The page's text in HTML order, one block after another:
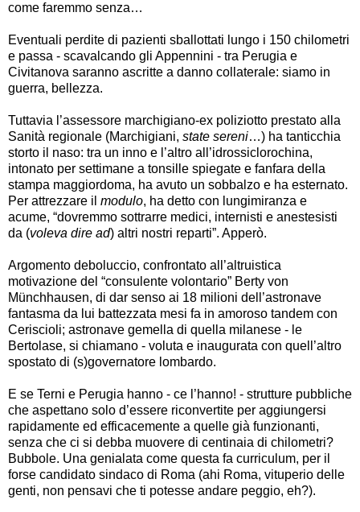
come faremmo senza…
Eventuali perdite di pazienti sballottati lungo i 150 chilometri
e passa - scavalcando gli Appennini - tra Perugia e
Civitanova saranno ascritte a danno collaterale: siamo in
guerra, bellezza.
Tuttavia l’assessore marchigiano-ex poliziotto prestato alla
Sanità regionale (Marchigiani, state sereni…) ha tanticchia
storto il naso: tra un inno e l’altro all’idrossiclorochina,
intonato per settimane a tonsille spiegate e fanfara della
stampa maggiordoma, ha avuto un sobbalzo e ha esternato.
Per attrezzare il modulo, ha detto con lungimiranza e
acume, “dovremmo sottrarre medici, internisti e anestesisti
da (voleva dire ad) altri nostri reparti”. Apperò.
Argomento deboluccio, confrontato all’altruistica
motivazione del “consulente volontario” Berty von
Münchhausen, di dar senso ai 18 milioni dell’astronave
fantasma da lui battezzata mesi fa in amoroso tandem con
Ceriscioli; astronave gemella di quella milanese - le
Bertolase, si chiamano - voluta e inaugurata con quell’altro
spostato di (s)governatore lombardo.
E se Terni e Perugia hanno - ce l’hanno! - strutture pubbliche
che aspettano solo d’essere riconvertite per aggiungersi
rapidamente ed efficacemente a quelle già funzionanti,
senza che ci si debba muovere di centinaia di chilometri?
Bubbole. Una genialata come questa fa curriculum, per il
forse candidato sindaco di Roma (ahi Roma, vituperio delle
genti, non pensavi che ti potesse andare peggio, eh?).